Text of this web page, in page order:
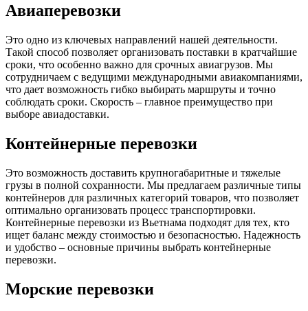
Авиаперевозки
Это одно из ключевых направлений нашей деятельности.
Такой способ позволяет организовать поставки в кратчайшие
сроки, что особенно важно для срочных авиагрузов. Мы
сотрудничаем с ведущими международными авиакомпаниями,
что дает возможность гибко выбирать маршруты и точно
соблюдать сроки. Скорость – главное преимущество при
выборе авиадоставки.
Контейнерные перевозки
Это возможность доставить крупногабаритные и тяжелые
грузы в полной сохранности. Мы предлагаем различные типы
контейнеров для различных категорий товаров, что позволяет
оптимально организовать процесс транспортировки.
Контейнерные перевозки из Вьетнама подходят для тех, кто
ищет баланс между стоимостью и безопасностью. Надежность
и удобство – основные причины выбрать контейнерные
перевозки.
Морские перевозки